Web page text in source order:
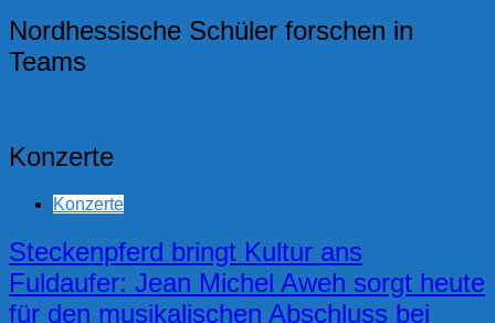
Nordhessische Schüler forschen in
Teams
Konzerte
Konzerte
Steckenpferd bringt Kultur ans
Fuldaufer: Jean Michel Aweh sorgt heute
für den musikalischen Abschluss bei